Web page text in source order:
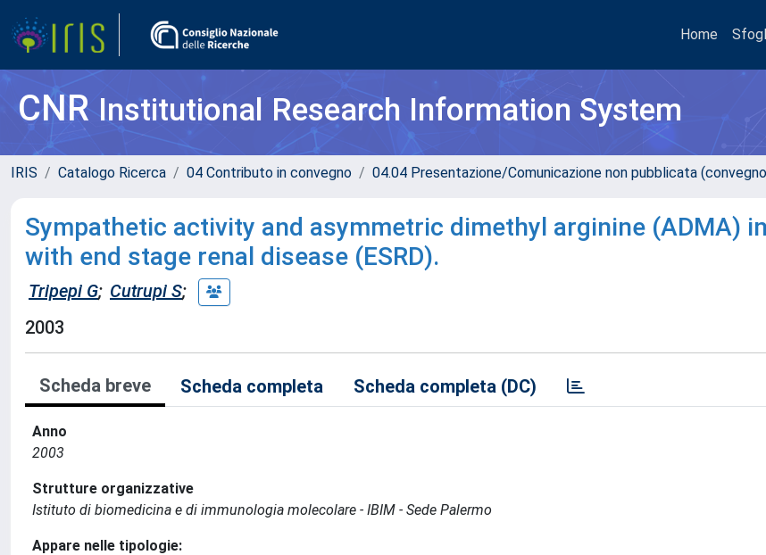
Home
CNRInstitutional Research Information System
IRIS Catalogo Ricerca 04 Contributo in convegno 04.04 Presentazione/Comunicazione non pubblicata
Sympathetic activity and asymmetric dimethyl arginine (ADMA)
with end stage renal disease (ESRD).
Tripepi G; Cutrupi S;
2003
Scheda breve Scheda completa Scheda completa (DC)
Anno
2003
Strutture organizzative
Istituto di biomedicina e di immunologia molecolare - IBIM - Sede Palermo
Appare nelle tipologie: